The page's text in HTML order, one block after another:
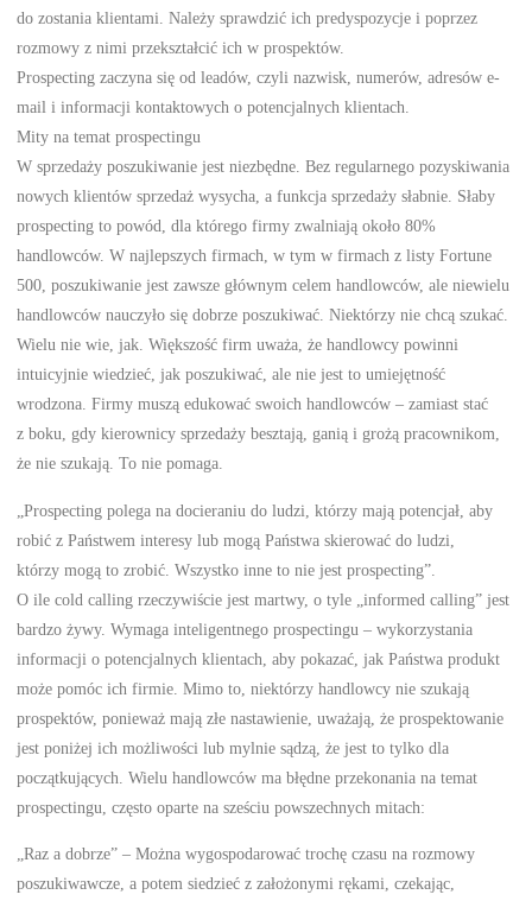
do zostania klientami. Należy sprawdzić ich predyspozycje i poprzez
rozmowy z nimi przekształcić ich w prospektów.
Prospecting zaczyna się od leadów, czyli nazwisk, numerów, adresów e-
mail i informacji kontaktowych o potencjalnych klientach.
Mity na temat prospectingu
W sprzedaży poszukiwanie jest niezbędne. Bez regularnego pozyskiwania
nowych klientów sprzedaż wysycha, a funkcja sprzedaży słabnie. Słaby
prospecting to powód, dla którego firmy zwalniają około 80%
handlowców. W najlepszych firmach, w tym w firmach z listy Fortune
500, poszukiwanie jest zawsze głównym celem handlowców, ale niewielu
handlowców nauczyło się dobrze poszukiwać. Niektórzy nie chcą szukać.
Wielu nie wie, jak. Większość firm uważa, że handlowcy powinni
intuicyjnie wiedzieć, jak poszukiwać, ale nie jest to umiejętność
wrodzona. Firmy muszą edukować swoich handlowców – zamiast stać
z boku, gdy kierownicy sprzedaży besztają, ganią i grożą pracownikom,
że nie szukają. To nie pomaga.
„Prospecting polega na docieraniu do ludzi, którzy mają potencjał, aby
robić z Państwem interesy lub mogą Państwa skierować do ludzi,
którzy mogą to zrobić. Wszystko inne to nie jest prospecting”.
O ile cold calling rzeczywiście jest martwy, o tyle „informed calling” jest
bardzo żywy. Wymaga inteligentnego prospectingu – wykorzystania
informacji o potencjalnych klientach, aby pokazać, jak Państwa produkt
może pomóc ich firmie. Mimo to, niektórzy handlowcy nie szukają
prospektów, ponieważ mają złe nastawienie, uważają, że prospektowanie
jest poniżej ich możliwości lub mylnie sądzą, że jest to tylko dla
początkujących. Wielu handlowców ma błędne przekonania na temat
prospectingu, często oparte na sześciu powszechnych mitach:
„Raz a dobrze” – Można wygospodarować trochę czasu na rozmowy
poszukiwawcze, a potem siedzieć z założonymi rękami, czekając,